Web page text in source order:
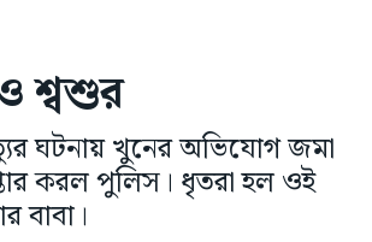
শ্বশুর
ঘটনায় খুনের অভিযোগ জমা
করল পুলিস। ধৃতরা হল ওই
বাবা।